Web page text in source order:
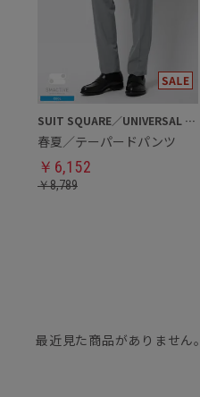
SUIT SQUARE／UNIVERSAL LANGUAGE
春夏／テーパードパンツ
￥ 6,152
￥8,789
最近見た商品がありません。